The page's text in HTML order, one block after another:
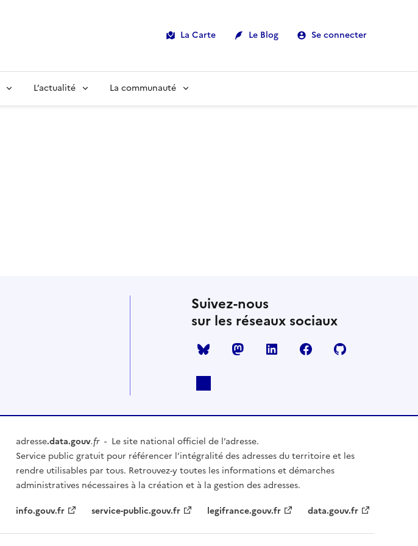
La Carte Le Blog Se connecter
L’actualité La communauté
Suivez-nous
sur les réseaux sociaux
MastodonLinkedIn Facebook
adresse.data.gouv.fr- Le site national officiel de l’adresse.
Service public gratuit pour référencer l’intégralité des adresses du territoire et les
rendre utilisables par tous. Retrouvez-y toutes les informations et démarches
administratives nécessaires à la création et à la gestion des adresses.
info.gouv.fr
service-public.gouv.fr legifrance.gouv.fr data.gouv.fr